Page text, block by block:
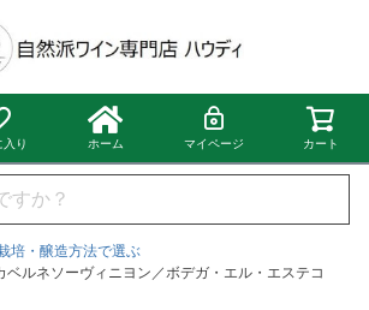
入り ホーム マイページ カート
培・醸造方法で選ぶ
ルネソーヴィニヨン／ボデガ・エル・エステコ